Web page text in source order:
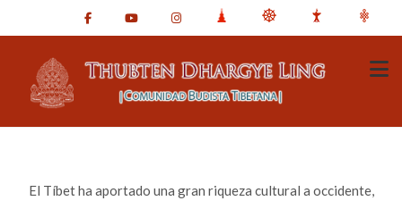
El Tíbet ha aportado una gran riqueza cultural a occidente,